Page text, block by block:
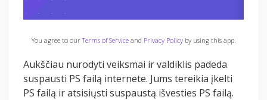
You agree to ourTerms of Serviceand Privacy Policyby using this app.
Aukščiau nurodyti veiksmai ir valdiklis padeda
suspausti PS failą internete. Jums tereikia įkelti
PS failą ir atsisiųsti suspaustą išvesties PS failą.